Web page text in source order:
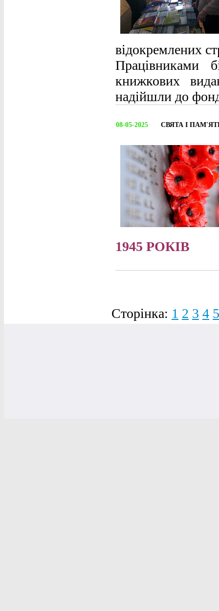
відокремлених
Працівниками
книжкових
надійшли до
08-05-2025 СВЯТА І
1945 РОКІВ
Сторінка: 1 2 3 4 5